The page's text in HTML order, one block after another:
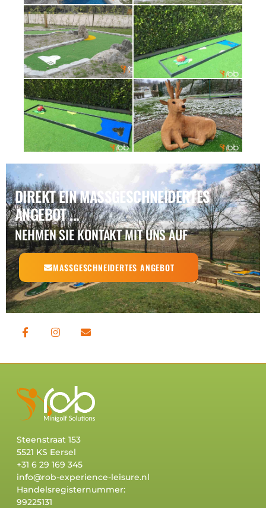
DIREKT EIN MASSGESCHNEIDERTES A
NGEBOT ...
NEHMEN SIE KONTAKT MIT UNS AUF
MASSGESCHNEIDERTES ANGEBOT
Steenstraat 153
5521 KS Eersel
+31 6 29 169 345
info@rob-experience-leisure.nl
Handelsregisternummer:
99225131